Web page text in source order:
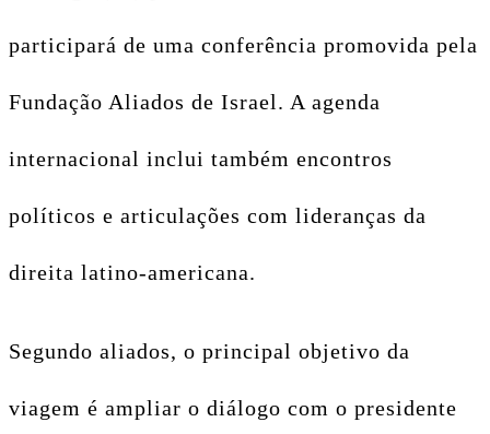
participará de uma conferência promovida pela
Fundação Aliados de Israel. A agenda
internacional inclui também encontros
políticos e articulações com lideranças da
direita latino-americana.
Segundo aliados, o principal objetivo da
viagem é ampliar o diálogo com o presidente